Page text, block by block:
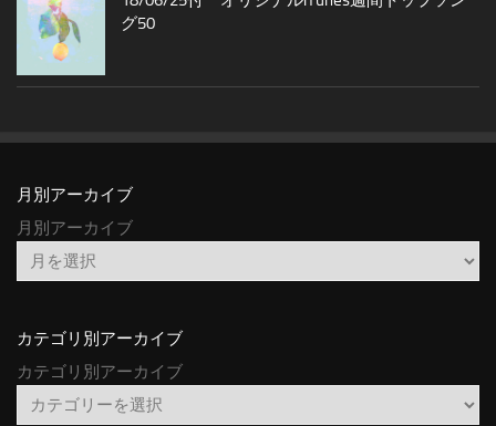
グ50
月別アーカイブ
月別アーカイブ
カテゴリ別アーカイブ
カテゴリ別アーカイブ